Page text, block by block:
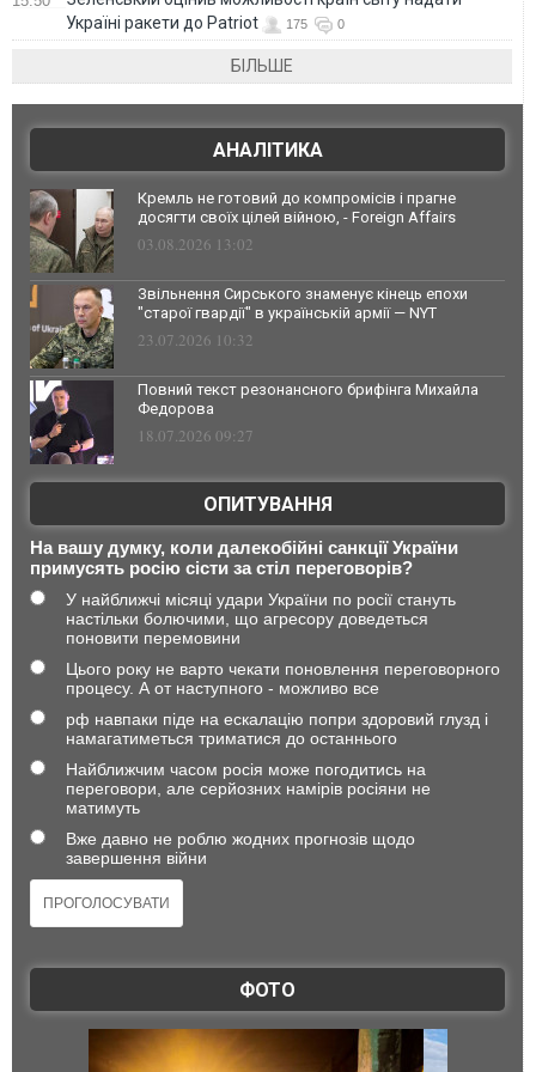
Україні ракети до Patriot
175 0
БІЛЬШЕ
АНАЛІТИКА
Кремль не готовий до компромісів і прагне
досягти своїх цілей війною, - Foreign Affairs
03.08.2026 13:02
Звільнення Сирського знаменує кінець епохи
"старої гвардії" в українській армії — NYT
23.07.2026 10:32
Повний текст резонансного брифінга Михайла
Федорова
18.07.2026 09:27
ОПИТУВАННЯ
На вашу думку, коли далекобійні санкції України
примусять росію сісти за стіл переговорів?
У найближчі місяці удари України по росії стануть
настільки болючими, що агресору доведеться
поновити перемовини
Цього року не варто чекати поновлення переговорного
процесу. А от наступного - можливо все
рф навпаки піде на ескалацію попри здоровий глузд і
намагатиметься триматися до останнього
Найближчим часом росія може погодитись на
переговори, але серйозних намірів росіяни не
матимуть
Вже давно не роблю жодних прогнозів щодо
завершення війни
ФОТО